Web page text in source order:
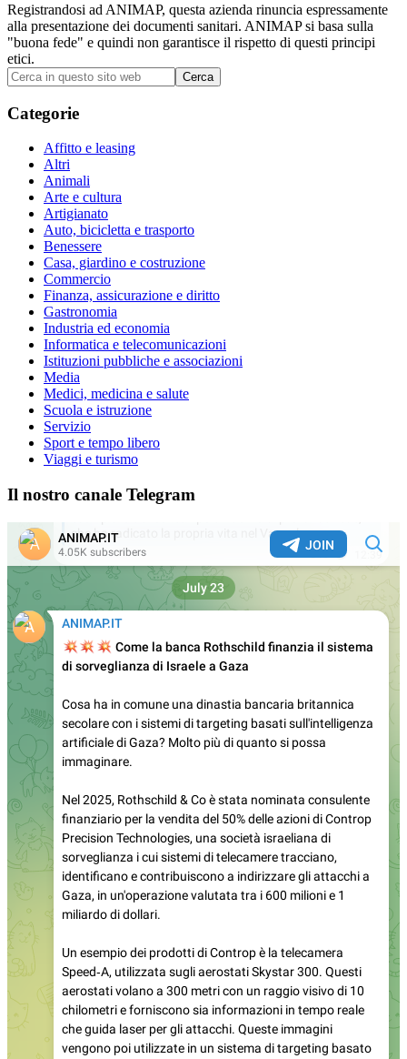
Registrandosi ad ANIMAP, questa azienda rinuncia espressamente
alla presentazione dei documenti sanitari. ANIMAP si basa sulla
"buona fede" e quindi non garantisce il rispetto di questi principi
etici.
Barra
laterale
primaria
Cerca
in
questo
sito
Categorie
Affitto e leasing
Altri
Animali
Arte e cultura
Artigianato
Auto, bicicletta e trasporto
Benessere
Casa, giardino e costruzione
Commercio
Finanza, assicurazione e diritto
Gastronomia
Industria ed economia
Informatica e telecomunicazioni
Istituzioni pubbliche e associazioni
Media
Medici, medicina e salute
Scuola e istruzione
Servizio
Sport e tempo libero
Viaggi e turismo
Il nostro canale Telegram